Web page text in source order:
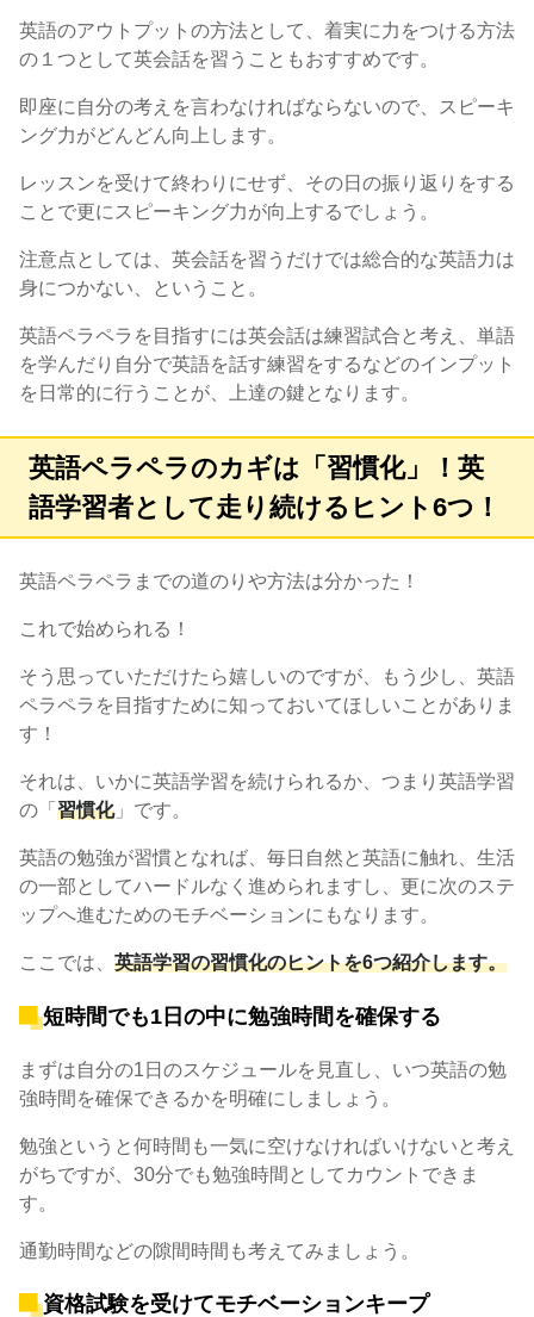
英語のアウトプットの方法として、着実に力をつける方法
の１つとして英会話を習うこともおすすめです。
即座に自分の考えを言わなければならないので、スピーキ
ング力がどんどん向上します。
レッスンを受けて終わりにせず、その日の振り返りをする
ことで更にスピーキング力が向上するでしょう。
注意点としては、英会話を習うだけでは総合的な英語力は
身につかない、ということ。
英語ペラペラを目指すには英会話は練習試合と考え、単語
を学んだり自分で英語を話す練習をするなどのインプット
を日常的に行うことが、上達の鍵となります。
英語ペラペラのカギは「習慣化」！英
語学習者として走り続けるヒント6つ！
英語ペラペラまでの道のりや方法は分かった！
これで始められる！
そう思っていただけたら嬉しいのですが、もう少し、英語
ペラペラを目指すために知っておいてほしいことがありま
す！
それは、いかに英語学習を続けられるか、つまり英語学習
の「 習慣化」です。
英語の勉強が習慣となれば、毎日自然と英語に触れ、生活
の一部としてハードルなく進められますし、更に次のステ
ップへ進むためのモチベーションにもなります。
ここでは、 英語学習の習慣化のヒントを6つ紹介します。
短時間でも1日の中に勉強時間を確保する
まずは自分の1日のスケジュールを見直し、いつ英語の勉
強時間を確保できるかを明確にしましょう。
勉強というと何時間も一気に空けなければいけないと考え
がちですが、30分でも勉強時間としてカウントできま
す。
通勤時間などの隙間時間も考えてみましょう。
資格試験を受けてモチベーションキープ